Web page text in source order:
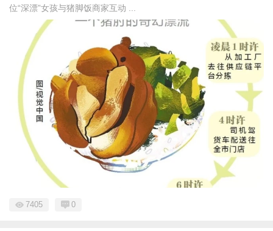
位“深漂”女孩与猪脚饭商家互动 ...
7405 0